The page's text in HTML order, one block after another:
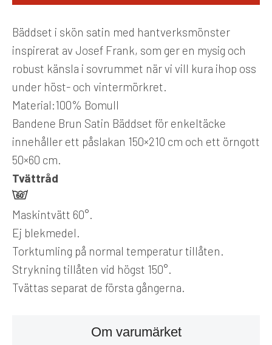
Om varumärket
Bäddset i skön satin med hantverksmönster
inspirerat av Josef Frank, som ger en mysig och
robust känsla i sovrummet när vi vill kura ihop oss
under höst- och vintermörkret.
Material:100% Bomull
Bandene Brun Satin Bäddset för enkeltäcke
innehåller ett påslakan 150×210 cm och ett örngott
50×60 cm.
Tvättråd
Maskintvätt 60°.
Ej blekmedel.
Torktumling på normal temperatur tillåten.
Strykning tillåten vid högst 150°.
Tvättas separat de första gångerna.